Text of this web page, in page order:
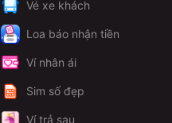
Vé xe khách
Loa báo nhận tiền
Ví nhân ái
Sim số đẹp
Ví trả sau